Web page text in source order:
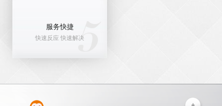
服务快捷
快速反应 快速解决